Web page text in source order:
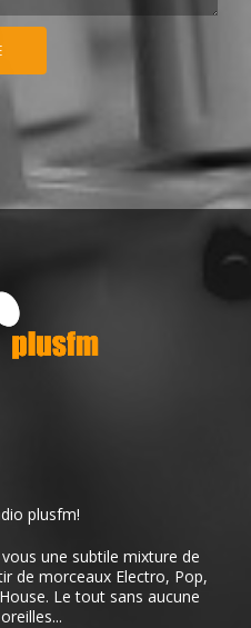
plusfm!
une subtile mixture de
de morceaux Electro, Pop,
Le tout sans aucune